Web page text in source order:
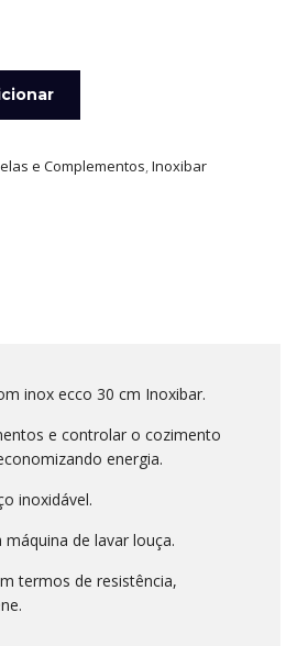
e Complementos,Inoxibar
inox ecco 30 cm Inoxibar.
e controlar o cozimento
energia.
inoxidável.
de lavar louça.
termos de resistência,